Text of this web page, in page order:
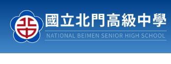
認識北中 行事曆
:::